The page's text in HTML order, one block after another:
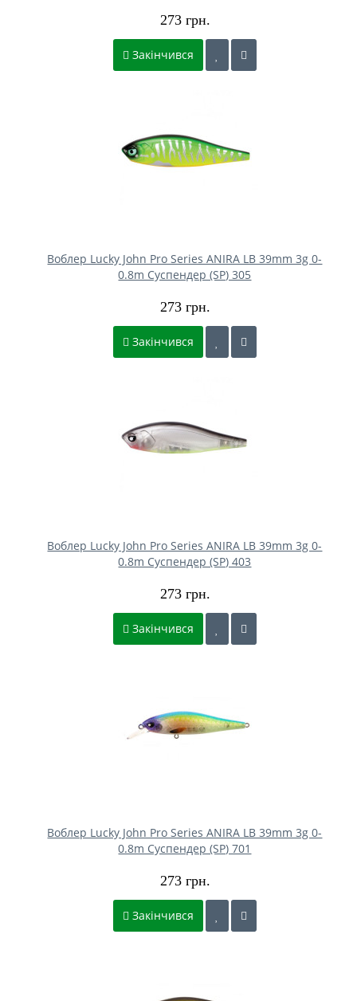
273 грн.
Закінчився
Воблер Lucky John Pro Series ANIRA LB 39mm 3g 0-
0.8m Cуспендер (SP) 305
273 грн.
Закінчився
Воблер Lucky John Pro Series ANIRA LB 39mm 3g 0-
0.8m Cуспендер (SP) 403
273 грн.
Закінчився
Воблер Lucky John Pro Series ANIRA LB 39mm 3g 0-
0.8m Cуспендер (SP) 701
273 грн.
Закінчився